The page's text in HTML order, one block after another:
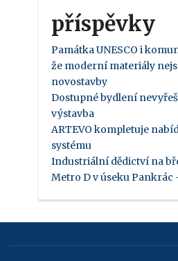
příspěvky
Památka UNESCO i
že moderní materiály
novostavby
Dostupné bydlení
výstavba
ARTEVO kompletuje
systému
Industriální dědictví na
Metro D v úseku Pankrác